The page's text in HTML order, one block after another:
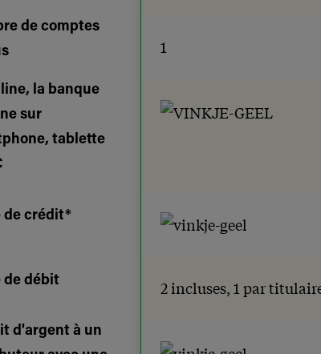
de comptes
la banque
sur
tablette
de crédit*
de débit
d'argent à un
1
2 incluses, 1 par